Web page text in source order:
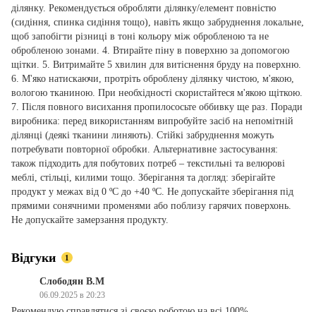
ділянку. Рекомендується обробляти ділянку/елемент повністю
(сидіння, спинка сидіння тощо), навіть якщо забруднення локальне,
щоб запобігти різниці в тоні кольору між обробленою та не
обробленою зонами. 4. Втирайте піну в поверхню за допомогою
щітки. 5. Витримайте 5 хвилин для витіснення бруду на поверхню.
6. М'яко натискаючи, протріть оброблену ділянку чистою, м'якою,
вологою тканиною. При необхідності скористайтеся м'якою щіткою.
7. Після повного висихання пропилососьте оббивку ще раз. Поради
виробника: перед використанням випробуйте засіб на непомітній
ділянці (деякі тканини линяють). Стійкі забруднення можуть
потребувати повторної обробки. Альтернативне застосування:
також підходить для побутових потреб – текстильні та велюрові
меблі, стільці, килими тощо. Зберігання та догляд: зберігайте
продукт у межах від 0 ºC до +40 ºC. Не допускайте зберігання під
прямими сонячними променями або поблизу гарячих поверхонь.
Не допускайте замерзання продукту.
Відгуки 1
Слободян В.М
06.09.2025 в 20:23